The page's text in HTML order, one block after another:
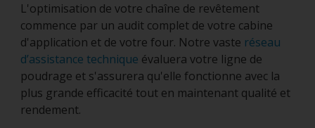
L'optimisation de votre chaîne de revêtement
commence par un audit complet de votre cabine
d'application et de votre four. Notre vaste réseau
d’assistance technique évaluera votre ligne de
poudrage et s'assurera qu'elle fonctionne avec la
plus grande efficacité tout en maintenant qualité et
rendement.